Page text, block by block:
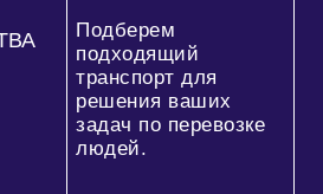
Подберем
подходящий
транспорт для
решения ваших
задач по перевозке
людей.